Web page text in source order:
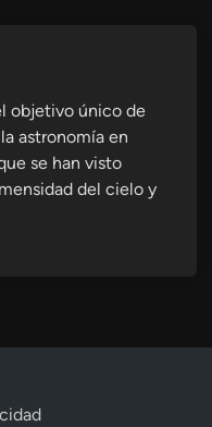
objetivo único de
astronomía en
se han visto
del cielo y